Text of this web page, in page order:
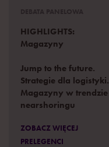
HIGHLIGHTS:
Magazyny
Jump to the future.
Strategie dla logistyki.
Magazyny w trendzie
nearshoringu
ZOBACZ WIĘCEJ
PRELEGENCI